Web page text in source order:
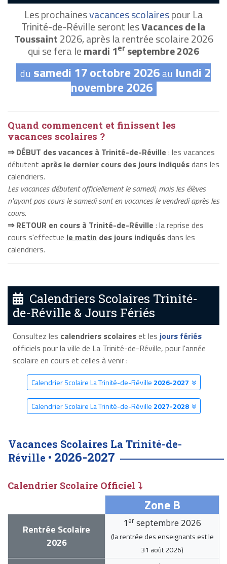
Les prochainesvacances scolairespour La
Trinité-de-Réville seront lesVacances de la
Toussaint2026, après la rentrée scolaire 2026
qui se fera lemardi 1er septembre 2026
du samedi 17 octobre 2026au lundi 2
novembre 2026
Quand commencent et finissent les
vacances scolaires ?
⇒ DÉBUT des vacances à Trinité-de-Réville : les vacances
débutent après le dernier cours des jours indiquésdans les
calendriers.
Les vacances débutent officiellement le samedi, mais les élèves
n'ayant pas cours le samedi sont en vacances le vendredi après les
cours.
⇒ RETOUR en cours à Trinité-de-Réville : la reprise des
cours s'effectue le matin des jours indiquésdans les
calendriers.
Calendriers Scolaires Trinité-
de-Réville & Jours Fériés
Consultez les calendriers scolaireset les jours fériés
officiels pour la ville de La Trinité-de-Réville, pour l'année
scolaire en cours et celles à venir :
Calendrier Scolaire La Trinité-de-Réville 2026-2027
Calendrier Scolaire La Trinité-de-Réville 2027-2028
Vacances Scolaires La Trinité-de-
Réville • 2026-2027
Calendrier Scolaire Officiel ⤵
Zone B
Rentrée Scolaire
2026
1 er septembre 2026
(la rentrée des enseignants est le
31 août 2026)